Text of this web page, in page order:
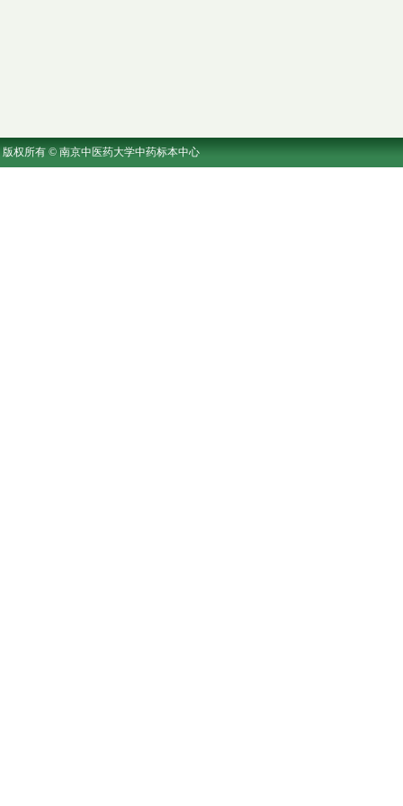
版权所有 © 南京中医药大学中药标本中心